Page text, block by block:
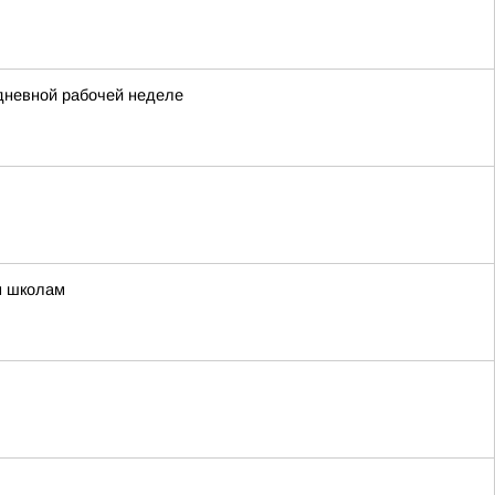
рабочей неделе
школам